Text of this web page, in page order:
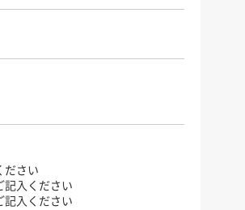
ださい
入ください
入ください